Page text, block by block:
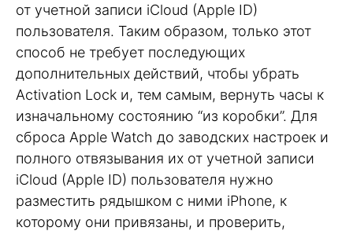
от учетной записи iCloud (Apple ID)
пользователя. Таким образом, только этот
способ не требует последующих
дополнительных действий, чтобы убрать
Activation Lock и, тем самым, вернуть часы к
изначальному состоянию “из коробки”. Для
сброса Apple Watch до заводских настроек и
полного отвязывания их от учетной записи
iCloud (Apple ID) пользователя нужно
разместить рядышком с ними iPhone, к
которому они привязаны, и проверить,